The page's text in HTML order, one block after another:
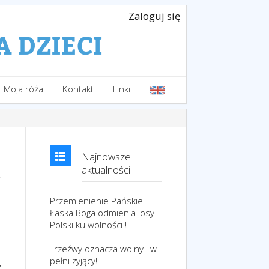
Zaloguj się
Moja róża Kontakt Linki
Najnowsze
aktualności
Przemienienie Pańskie –
Łaska Boga odmienia losy
Polski ku wolności !
Trzeźwy oznacza wolny i w
pełni żyjący!